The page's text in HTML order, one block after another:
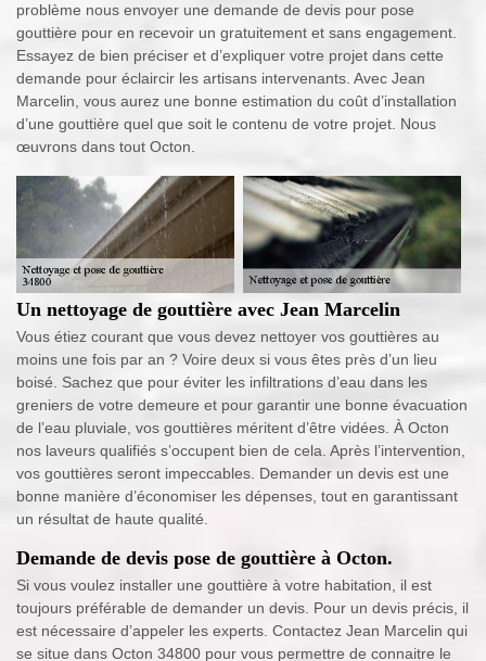
problème nous envoyer une demande de devis pour pose
gouttière pour en recevoir un gratuitement et sans engagement.
Essayez de bien préciser et d’expliquer votre projet dans cette
demande pour éclaircir les artisans intervenants. Avec Jean
Marcelin, vous aurez une bonne estimation du coût d’installation
d’une gouttière quel que soit le contenu de votre projet. Nous
œuvrons dans tout Octon.
Un nettoyage de gouttière avec Jean Marcelin
Vous étiez courant que vous devez nettoyer vos gouttières au
moins une fois par an ? Voire deux si vous êtes près d’un lieu
boisé. Sachez que pour éviter les infiltrations d’eau dans les
greniers de votre demeure et pour garantir une bonne évacuation
de l’eau pluviale, vos gouttières méritent d’être vidées. À Octon
nos laveurs qualifiés s’occupent bien de cela. Après l’intervention,
vos gouttières seront impeccables. Demander un devis est une
bonne manière d’économiser les dépenses, tout en garantissant
un résultat de haute qualité.
Demande de devis pose de gouttière à Octon.
Si vous voulez installer une gouttière à votre habitation, il est
toujours préférable de demander un devis. Pour un devis précis, il
est nécessaire d’appeler les experts. Contactez Jean Marcelin qui
se situe dans Octon 34800 pour vous permettre de connaitre le